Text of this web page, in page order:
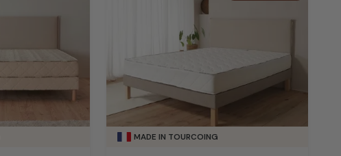
MADE IN TOURCOING